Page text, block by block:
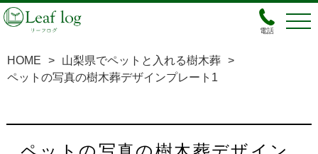
電話
HOME > 山梨県でペットと入れる樹木葬 >
ペットの写真の樹木葬デザインプレート1